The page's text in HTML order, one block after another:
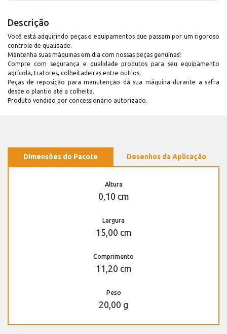
Descrição
Você está adquirindo peças e equipamentos que passam por um rigoroso
controle de qualidade.
Mantenha suas máquinas em dia com nossas peças genuínas!
Compre com segurança e qualidade produtos para seu equipamento
agrícola, tratores, colheitadeiras entre outros.
Peças de reposição para manutenção dá sua máquina durante a safra
desde o plantio até a colheita.
Produto vendido por concessionário autorizado.
Dimensões do Pacote Desenhos da Aplicação
Altura
0,10 cm
Largura
15,00 cm
Comprimento
11,20 cm
Peso
20,00 g